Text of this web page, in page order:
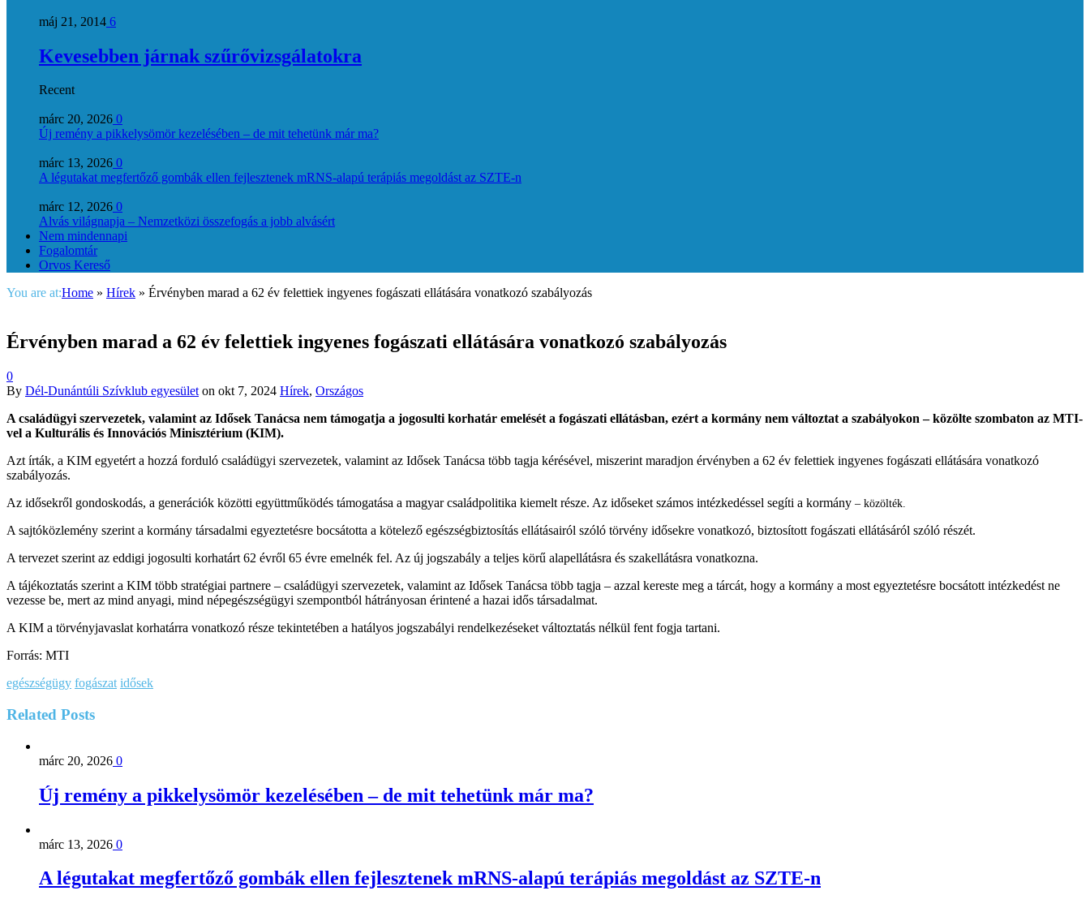
máj 21, 2014 6
Kevesebben járnak szűrővizsgálatokra
Recent
márc 20, 2026 0
Új remény a pikkelysömör kezelésében – de mit tehetünk már ma?
márc 13, 2026 0
A légutakat megfertőző gombák ellen fejlesztenek mRNS-alapú terápiás megoldást az SZTE-n
márc 12, 2026 0
Alvás világnapja – Nemzetközi összefogás a jobb alvásért
Nem mindennapi
Fogalomtár
Orvos Kereső
You are at:Home » Hírek » Érvényben marad a 62 év felettiek ingyenes fogászati ellátására vonatkozó szabályozás
Érvényben marad a 62 év felettiek ingyenes fogászati ellátására vonatkozó szabályozás
0
By Dél-Dunántúli Szívklub egyesület on okt 7, 2024 Hírek, Országos
A családügyi szervezetek, valamint az Idősek Tanácsa nem támogatja a jogosulti korhatár emelését a fogászati ellátásban, ezért a kormány nem változtat a szabályokon – közölte szombaton az MTI-
vel a Kulturális és Innovációs Minisztérium (KIM).
Azt írták, a KIM egyetért a hozzá forduló családügyi szervezetek, valamint az Idősek Tanácsa több tagja kérésével, miszerint maradjon érvényben a 62 év felettiek ingyenes fogászati ellátására vonatkozó
szabályozás.
Az idősekről gondoskodás, a generációk közötti együttműködés támogatása a magyar családpolitika kiemelt része. Az időseket számos intézkedéssel segíti a kormány – közölték.
A sajtóközlemény szerint a kormány társadalmi egyeztetésre bocsátotta a kötelező egészségbiztosítás ellátásairól szóló törvény idősekre vonatkozó, biztosított fogászati ellátásáról szóló részét.
A tervezet szerint az eddigi jogosulti korhatárt 62 évről 65 évre emelnék fel. Az új jogszabály a teljes körű alapellátásra és szakellátásra vonatkozna.
A tájékoztatás szerint a KIM több stratégiai partnere – családügyi szervezetek, valamint az Idősek Tanácsa több tagja – azzal kereste meg a tárcát, hogy a kormány a most egyeztetésre bocsátott intézkedést ne
vezesse be, mert az mind anyagi, mind népegészségügyi szempontból hátrányosan érintené a hazai idős társadalmat.
A KIM a törvényjavaslat korhatárra vonatkozó része tekintetében a hatályos jogszabályi rendelkezéseket változtatás nélkül fent fogja tartani.
Forrás: MTI
egészségügy fogászat idősek
Related Posts
márc 20, 2026 0
Új remény a pikkelysömör kezelésében – de mit tehetünk már ma?
márc 13, 2026 0
A légutakat megfertőző gombák ellen fejlesztenek mRNS-alapú terápiás megoldást az SZTE-n